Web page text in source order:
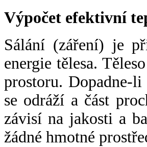
Výpočet efektivní
Sálání (záření) je
energie tělesa.
prostoru. Dopadne-
se odráží a část
závisí na jakosti a
žádné hmotné